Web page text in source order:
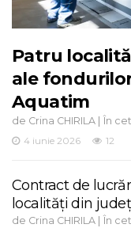
Patru
ale
Aquatim
de Crina CHIRILA | În
4 iunie 2026
12
Contract de
localități din
de Crina CHIRILA | În